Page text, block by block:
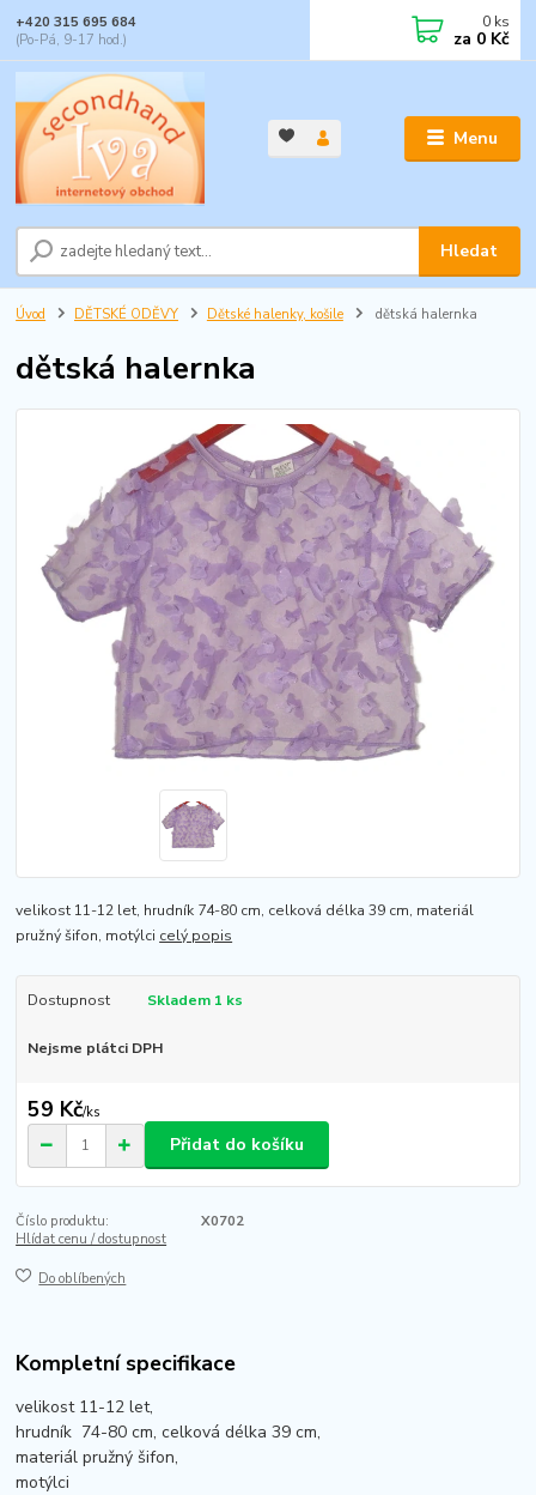
Menu
Hledat
+420 315 695 684
(Po-Pá, 9-17 hod.)
0 ks
za 0 Kč
Úvod DĚTSKÉ ODĚVY Dětské halenky, košile dětská halernka
dětská halernka
velikost 11-12 let, hrudník 74-80 cm, celková délka 39 cm, materiál
pružný šifon, motýlci celý popis
Dostupnost Skladem 1 ks
Nejsme plátci DPH
59 Kč/ks
Přidat do košíku
Číslo produktu:
X0702
Hlídat cenu / dostupnost
Do oblíbených
Kompletní specifikace
velikost 11-12 let,
hrudník 74-80 cm, celková délka 39 cm,
materiál pružný šifon,
motýlci